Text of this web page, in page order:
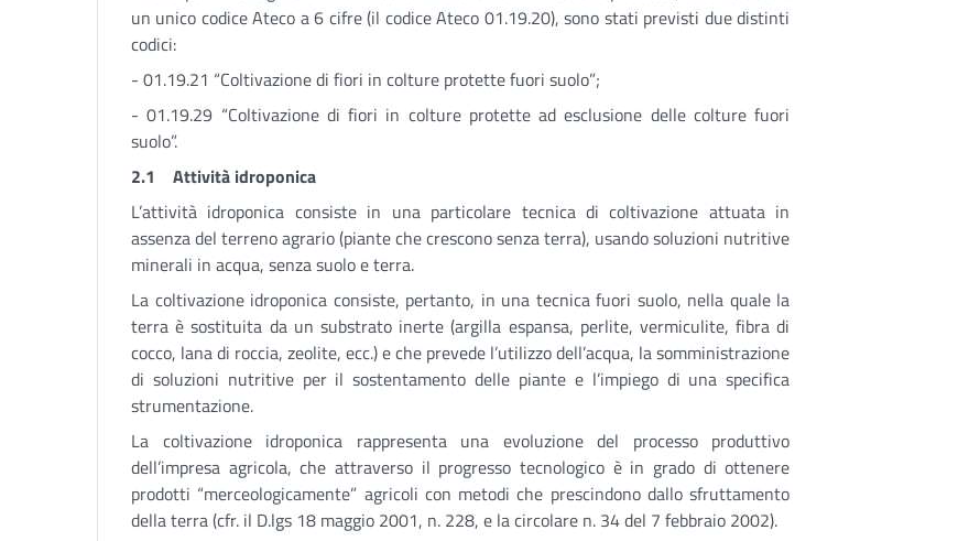
un unico codice Ateco a 6 cifre (il codice Ateco 01.19.20), sono stati previsti due distinti
codici:
- 01.19.21 “Coltivazione di fiori in colture protette fuori suolo”;
- 01.19.29 “Coltivazione di fiori in colture protette ad esclusione delle colture fuori
suolo”.
2.1 Attività idroponica
L’attività idroponica consiste in una particolare tecnica di coltivazione attuata in
assenza del terreno agrario (piante che crescono senza terra), usando soluzioni nutritive
minerali in acqua, senza suolo e terra.
La coltivazione idroponica consiste, pertanto, in una tecnica fuori suolo, nella quale la
terra è sostituita da un substrato inerte (argilla espansa, perlite, vermiculite, fibra di
cocco, lana di roccia, zeolite, ecc.) e che prevede l’utilizzo dell’acqua, la somministrazione
di soluzioni nutritive per il sostentamento delle piante e l’impiego di una specifica
strumentazione.
La coltivazione idroponica rappresenta una evoluzione del processo produttivo
dell’impresa agricola, che attraverso il progresso tecnologico è in grado di ottenere
prodotti “merceologicamente” agricoli con metodi che prescindono dallo sfruttamento
della terra (cfr. il D.lgs 18 maggio 2001, n. 228, e la circolare n. 34 del 7 febbraio 2002).